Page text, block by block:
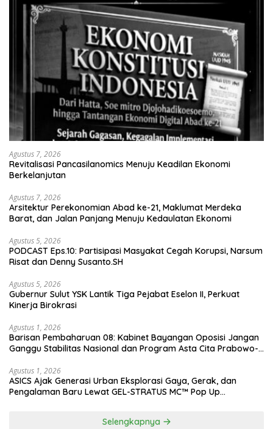
Agustus 7, 2026
Revitalisasi Pancasilanomics Menuju Keadilan Ekonomi
Berkelanjutan
Agustus 7, 2026
Arsitektur Perekonomian Abad ke-21, Maklumat Merdeka
Barat, dan Jalan Panjang Menuju Kedaulatan Ekonomi
Agustus 5, 2026
PODCAST Eps.10: Partisipasi Masyakat Cegah Korupsi, Narsum
Risat dan Denny Susanto.SH
Agustus 5, 2026
Gubernur Sulut YSK Lantik Tiga Pejabat Eselon II, Perkuat
Kinerja Birokrasi
Agustus 1, 2026
Barisan Pembaharuan 08: Kabinet Bayangan Oposisi Jangan
Ganggu Stabilitas Nasional dan Program Asta Cita Prabowo-
Agustus 1, 2026
ASICS Ajak Generasi Urban Eksplorasi Gaya, Gerak, dan
Pengalaman Baru Lewat GEL-STRATUS MC™ Pop Up
Selengkapnya